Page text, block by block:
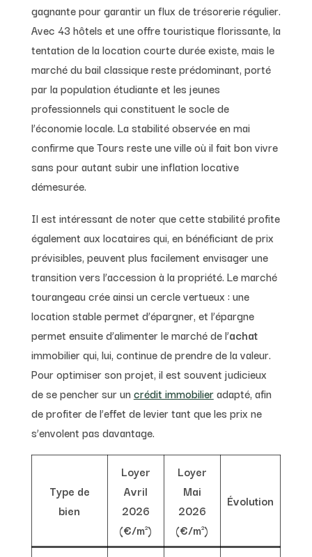
gagnante pour garantir un flux de trésorerie régulier.
Avec 43 hôtels et une offre touristique florissante, la
tentation de la location courte durée existe, mais le
marché du bail classique reste prédominant, porté
par la population étudiante et les jeunes
professionnels qui constituent le socle de
l’économie locale. La stabilité observée en mai
confirme que Tours reste une ville où il fait bon vivre
sans pour autant subir une inflation locative
démesurée.
Il est intéressant de noter que cette stabilité profite
également aux locataires qui, en bénéficiant de prix
prévisibles, peuvent plus facilement envisager une
transition vers l’accession à la propriété. Le marché
tourangeau crée ainsi un cercle vertueux : une
location stable permet d’épargner, et l’épargne
permet ensuite d’alimenter le marché de l’achat
immobilier qui, lui, continue de prendre de la valeur.
Pour optimiser son projet, il est souvent judicieux
de se pencher sur un crédit immobilieradapté, afin
de profiter de l’effet de levier tant que les prix ne
s’envolent pas davantage.
Type de
bien
Loyer
Avril
2026
(€/m²)
Loyer
Mai
2026
(€/m²)
Évolution